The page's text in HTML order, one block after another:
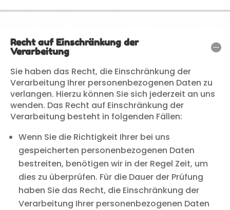
Recht auf Einschränkung der
Verarbeitung
Sie haben das Recht, die Einschränkung der
Verarbeitung Ihrer personenbezogenen Daten zu
verlangen. Hierzu können Sie sich jederzeit an uns
wenden. Das Recht auf Einschränkung der
Verarbeitung besteht in folgenden Fällen:
Wenn Sie die Richtigkeit Ihrer bei uns
gespeicherten personenbezogenen Daten
bestreiten, benötigen wir in der Regel Zeit, um
dies zu überprüfen. Für die Dauer der Prüfung
haben Sie das Recht, die Einschränkung der
Verarbeitung Ihrer personenbezogenen Daten